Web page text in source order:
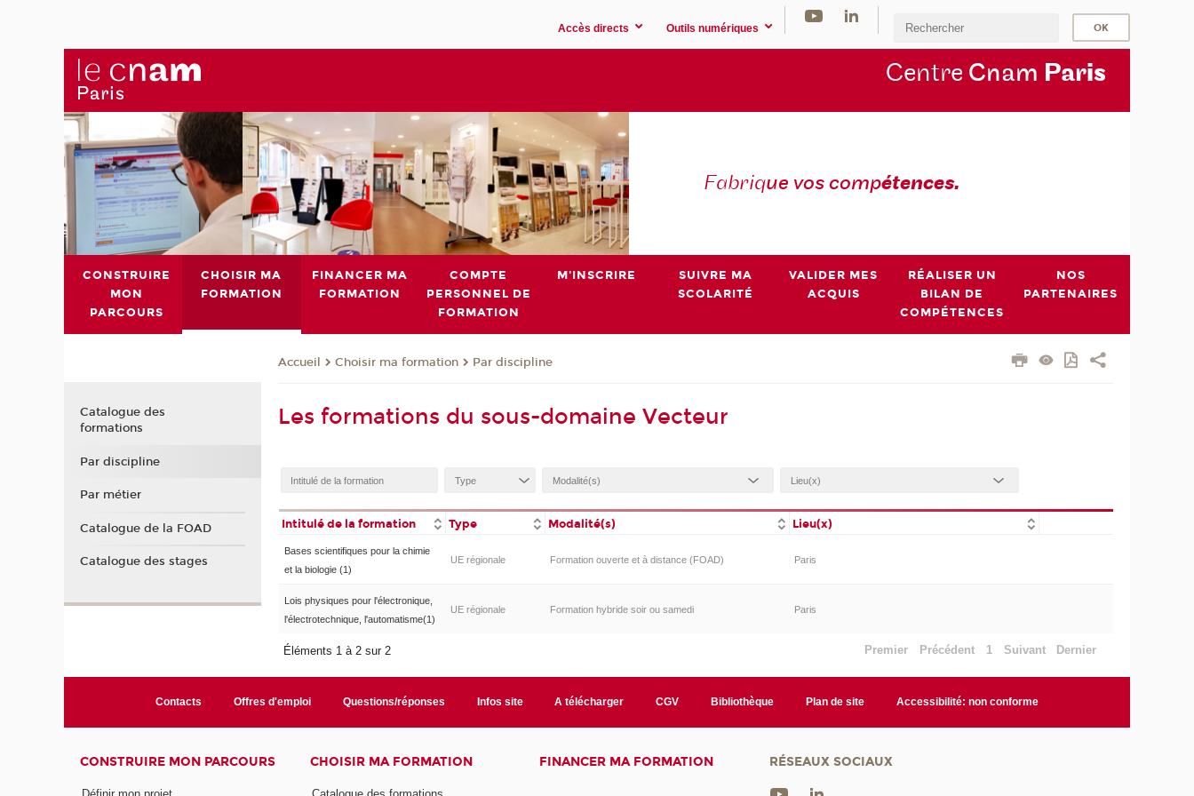
Accès directs Outils numériques
Centre Cnam Paris
Fabrique vos compétences.
CONSTRUIRE
MON
PARCOURS
CHOISIR MA
FORMATION
FINANCER MA
FORMATION
COMPTE
PERSONNEL DE
FORMATION
M'INSCRIRE
SUIVRE MA
SCOLARITÉ
VALIDER MES
ACQUIS
RÉALISER UN
BILAN DE
COMPÉTENCES
NOS
PARTENAIRES
Accueil Choisir ma formation Par discipline
Les formations du sous-domaine Vecteur
Intitulé de la formation Type Modalité(s) Lieu(x)
Bases scientifiques pour la chimie
et la biologie (1)
UE régionale Formation ouverte et à distance (FOAD) Paris
Lois physiques pour l'électronique,
l'électrotechnique, l'automatisme(1)
UE régionale Formation hybride soir ou samedi Paris
Éléments 1 à 2 sur 2 Premier Précédent 1 Suivant Dernier
Catalogue des
formations
Par discipline
Par métier
Catalogue de la FOAD
Catalogue des stages
Contacts Offres d'emploi Questions/réponses Infos site A télécharger CGV Bibliothèque Plan de site Accessibilité: non conforme
CONSTRUIRE MON PARCOURS CHOISIR MA FORMATION FINANCER MA FORMATION RÉSEAUX SOCIAUX